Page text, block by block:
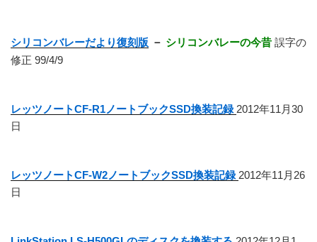
シリコンバレーだより復刻版 － シリコンバレーの今昔 誤字の
修正 99/4/9
レッツノートCF-R1ノートブックSSD換装記録 2012年11月30
日
レッツノートCF-W2ノートブックSSD換装記録 2012年11月26
日